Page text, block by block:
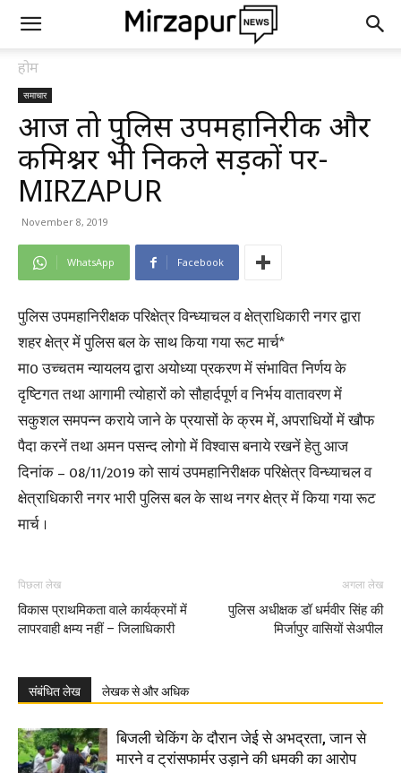
होम
समाचार
आज तो पुलिस उपमहानिरीक्षक और
कमिश्नर भी निकले सड़कों पर-
MIRZAPUR
November 8, 2019
WhatsApp Facebook
पुलिस उपमहानिरीक्षक परिक्षेत्र विन्ध्याचल व क्षेत्राधिकारी नगर द्वारा
शहर क्षेत्र में पुलिस बल के साथ किया गया रूट मार्च*
मा0 उच्चतम न्यायलय द्वारा अयोध्या प्रकरण में संभावित निर्णय के
दृष्टिगत तथा आगामी त्योहारों को सौहार्दपूर्ण व निर्भय वातावरण में
सकुशल समपन्न कराये जाने के प्रयासों के क्रम में, अपराधियों में खौफ
पैदा करनें तथा अमन पसन्द लोगो में विश्वास बनाये रखनें हेतु आज
दिनांक – 08/11/2019 को सायं उपमहानिरीक्षक परिक्षेत्र विन्ध्याचल व
क्षेत्राधिकारी नगर भारी पुलिस बल के साथ नगर क्षेत्र में किया गया रूट
मार्च ।
पिछला लेख
विकास प्राथमिकता वाले कार्यक्रमों में
लापरवाही क्षम्य नहीं – जिलाधिकारी
अगला लेख
पुलिस अधीक्षक डॉ धर्मवीर सिंह की
मिर्जापुर वासियों सेअपील
संबंधित लेख लेखक से और अधिक
बिजली चेकिंग के दौरान जेई से अभद्रता, जान से
मारने व ट्रांसफार्मर उड़ाने की धमकी का आरोप